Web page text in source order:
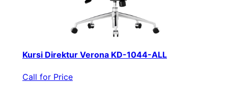
Kursi Direktur Verona KD-1044-ALL
Call for Price